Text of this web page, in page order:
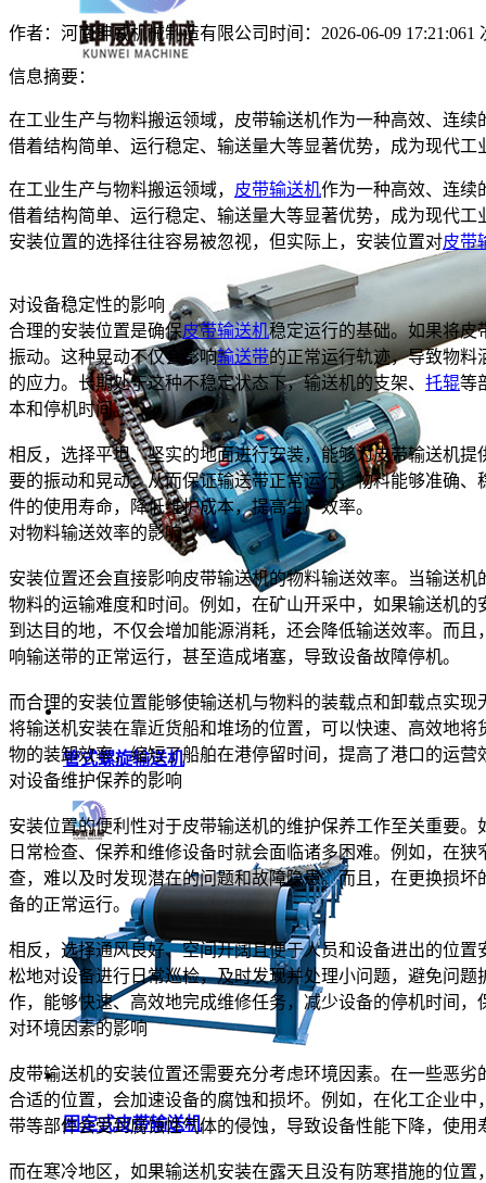
管式螺旋输送机
固定式皮带输送机
作者：河南坤威机械制造有限公司 时间：2026-06-09 17:21:061
信息摘要：
在工业生产与物料搬运领域，皮带输送机作为一种高效、连
借着结构简单、运行稳定、输送量大等显著优势，成为现代
在工业生产与物料搬运领域， 皮带输送机作为一种高效、连续
借着结构简单、运行稳定、输送量大等显著优势，成为现代
安装位置的选择往往容易被忽视，但实际上，安装位置对皮带
对设备稳定性的影响
合理的安装位置是确保皮带输送机稳定运行的基础。如果将皮
振动。这种晃动不仅会影响输送带的正常运行轨迹，导致物料
的应力。长期处于这种不稳定状态下，输送机的支架、 托辊等
本和停机时间。
相反，选择平坦、坚实的地面进行安装，能够为皮带输送机
要的振动和晃动，从而保证输送带正常运行，物料能够准确
件的使用寿命，降低维护成本，提高生产效率。
对物料输送效率的影响
安装位置还会直接影响皮带输送机的物料输送效率。当输送
物料的运输难度和时间。例如，在矿山开采中，如果输送机
到达目的地，不仅会增加能源消耗，还会降低输送效率。而
响输送带的正常运行，甚至造成堵塞，导致设备故障停机。
而合理的安装位置能够使输送机与物料的装载点和卸载点实
将输送机安装在靠近货船和堆场的位置，可以快速、高效地
物的装卸效率，缩短了船舶在港停留时间，提高了港口的运营
对设备维护保养的影响
安装位置的便利性对于皮带输送机的维护保养工作至关重要
日常检查、保养和维修设备时就会面临诸多困难。例如，在
查，难以及时发现潜在的问题和故障隐患。而且，在更换损
备的正常运行。
相反，选择通风良好、空间开阔且便于人员和设备进出的位
松地对设备进行日常巡检，及时发现并处理小问题，避免问
作，能够快速、高效地完成维修任务，减少设备的停机时间，
对环境因素的影响
皮带输送机的安装位置还需要充分考虑环境因素。在一些恶
合适的位置，会加速设备的腐蚀和损坏。例如，在化工企业
带等部件会受到腐蚀性气体的侵蚀，导致设备性能下降，使用
而在寒冷地区，如果输送机安装在露天且没有防寒措施的位